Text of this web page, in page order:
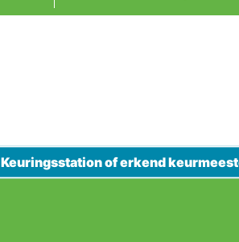
Keuringsstation of erkend